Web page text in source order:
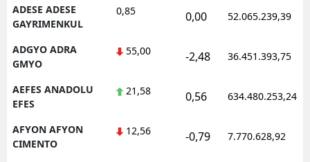
ADESE ADESE
GAYRIMENKUL
0,85 0,00 52.065.239,39
ADGYO ADRA
GMYO
55,00 -2,48 36.451.393,75
AEFES ANADOLU
EFES
21,58 0,56 634.480.253,24
AFYON AFYON
CIMENTO
12,56 -0,79 7.770.628,92